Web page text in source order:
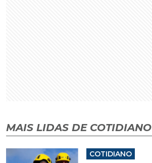
MAIS LIDAS DE COTIDIANO
COTIDIANO